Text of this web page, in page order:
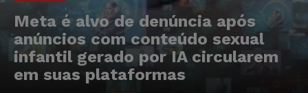
Meta é alvo de denúncia após
anúncios com conteúdo sexual
infantil gerado por IA circularem
em suas plataformas